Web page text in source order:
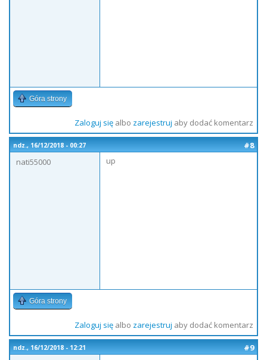
Góra strony
Zaloguj sięalbo zarejestruj aby dodać komentarz
ndz., 16/12/2018 - 00:27
#8
nati55000
up
Góra strony
Zaloguj sięalbo zarejestruj aby dodać komentarz
ndz., 16/12/2018 - 12:21
#9